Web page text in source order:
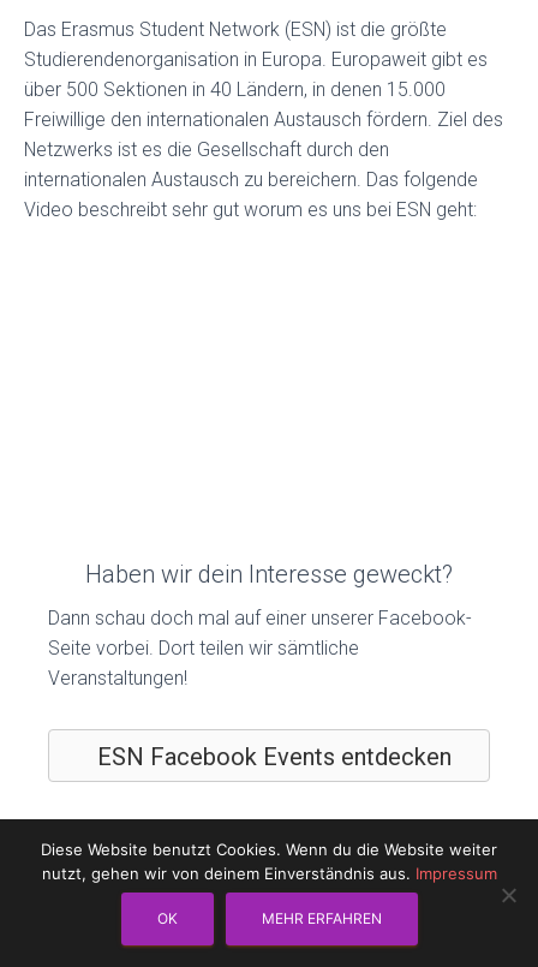
Das Erasmus Student Network (ESN) ist die größte
Studierendenorganisation in Europa. Europaweit gibt es
über 500 Sektionen in 40 Ländern, in denen 15.000
Freiwillige den internationalen Austausch fördern. Ziel des
Netzwerks ist es die Gesellschaft durch den
internationalen Austausch zu bereichern. Das folgende
Video beschreibt sehr gut worum es uns bei ESN geht:
Haben wir dein Interesse geweckt?
Dann schau doch mal auf einer unserer Facebook-
Seite vorbei. Dort teilen wir sämtliche
Veranstaltungen!
ESN Facebook Events entdecken
Diese Website benutzt Cookies. Wenn du die Website weiter
nutzt, gehen wir von deinem Einverständnis aus. Impressum
OK MEHR ERFAHREN